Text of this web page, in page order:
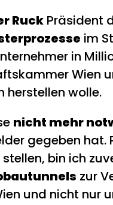
Ruck Präsident
im
in
Wien
herstellen wolle.
nicht mehr
gegeben hat.
bin ich
zur
und nicht nur